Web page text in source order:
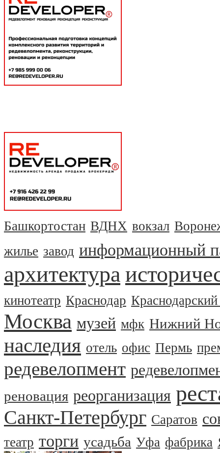
Башкортостан ВДНХ вокзал
жилье завод информационный
архитектура
кинотеатр Краснодар
Москва музей мфк Нижний
наследия отель офис Пермь
редевелопмент
реновация реорганизация
Санкт-Петербург Саратов
театр торги усадьба Уфа фабрика